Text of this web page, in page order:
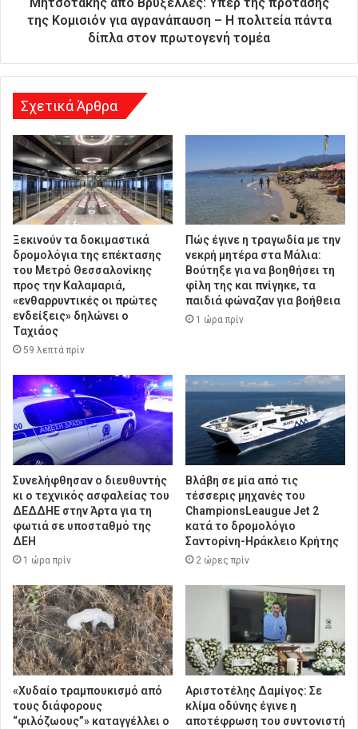
η
της Κομισιόν για αγρανάπαυση – Η πολιτεία πάντα
δίπλα στον πρωτογενή τομέα
Σχετικά Άρθρα
Ξεκινούν τα δοκιμαστικά
δρομολόγια της επέκτασης
του Μετρό Θεσσαλονίκης
προς την Καλαμαριά,
«ενθαρρυντικές οι πρώτες
ενδείξεις» δηλώνει ο
Ταχιάος
59 λεπτά πρίν
Πώς έγινε η τραγωδία με την
νεκρή μητέρα στα Μάλια:
Βούτηξε για να βοηθήσει τη
φίλη της και πνίγηκε, τα
παιδιά φώναζαν για βοήθεια
1 ώρα πρίν
Συνελήφθησαν ο διευθυντής
κι ο τεχνικός ασφαλείας του
ΔΕΔΔΗΕ στην Άρτα για τη
φωτιά σε υποσταθμό της
ΔΕΗ
1 ώρα πρίν
Βλάβη σε μία από τις
τέσσερις μηχανές του
ChampionsLeaugue Jet 2
κατά το δρομολόγιο
Σαντορίνη-Ηράκλειο Κρήτης
2 ώρες πρίν
«Χυδαίο τραμπουκισμό από
τους διάφορους
“φιλόζωους”» καταγγέλλει ο
Αριστοτέλης Δαμίγος: Σε
κλίμα οδύνης έγινε η
αποτέφρωση του συντονιστή